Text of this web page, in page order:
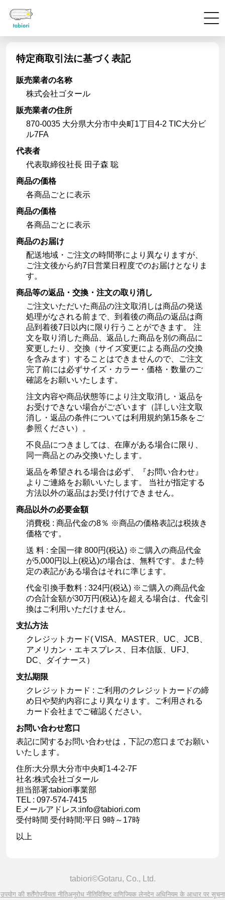
特定商取引法に基づく表記
販売業者の名称
株式会社ゴタール
販売業者の住所
870-0035 大分県大分市中央町1丁目4-2 TIC大分ビ
ル7FA
代表者
代表取締役社長 田子森 聡
商品の価格
各商品ごとに表示
商品の価格
各商品ごとに表示
商品のお届け
配送地域・ご注文の時間帯により異なりますが、
ご注文後から約7日営業日程度でのお届けとなりま
す。
商品等の返品・交換・注文の取り消し
ご注文いただいた商品の注文取消しは商品の発送
処理がなされる前まで、到着後の商品の返品は商
品到着後7日以内に限り行うことができます。 注
文を取り消した商品、返品した商品を別の商品に
変更したり、交換（サイズ変更による商品の交換
を含みます）することはできませんので、ご注文
完了前には必ずサイズ・カラー・価格・数量のご
確認をお願いいたします。
注文内容や商品状態等により注文取消し・返品を
お受けできない場合がございます（詳しい注文取
消し・返品の条件については利用規約第15条をご
参照ください）。
不良品につきましては、在庫がある場合に限り、
同一商品とのみ交換いたします。
返品を希望される場合は必ず、『お問い合わせ』
よりご連絡をお願いいたします。 当社が指定する
方法以外の返品はお受け付けできません。
商品以外の必要金額
消費税 : 商品代金の8％ ※商品の価格表記は税抜き
価格です。
送 料 : 全国一律 800円(税込) ※ご購入の商品代金
が5,000円以上(税込)の場合は、無料です。また特
定の表記がある場合はそれに準じます。
代金引換手数料 : 324円(税込) ※ご購入の商品代金
の合計金額が30万円(税込)を超える場合は、代金引
換はご利用いただけません。
支払方法
クレジットカード( VISA、MASTER、UC、JCB、
アメリカン・エキスプレス、日本信販、UFJ、
DC、ダイナース）
支払期限
クレジットカード : ご利用のクレジットカードの締
め日や契約内容により異なります。ご利用される
カード会社までご確認ください。
お問い合わせ窓口
表記に関するお問い合わせは，下記の窓口までお願い
いたします。
住所:大分県大分市中央町1-4-2-7F
社名:株式会社ゴタール
担当部署:tabiori事業部
TEL : 097-574-7415
Eメールアドレス:info@tabiori.com
受付時間 受付時間:平日 9時～17時
以上
tabiori©Gotaru, Co., Ltd.
उपयोग की शर्तेंगोपनीयता नीतिअनुरोध नीतिविशिष्ट वाणिज्यिक लेनदेन अधिनियम के आधार पर सूचना